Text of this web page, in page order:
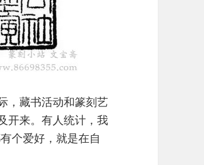
，藏书活动和篆刻艺
开来。有人统计，我
个爱好，就是在自